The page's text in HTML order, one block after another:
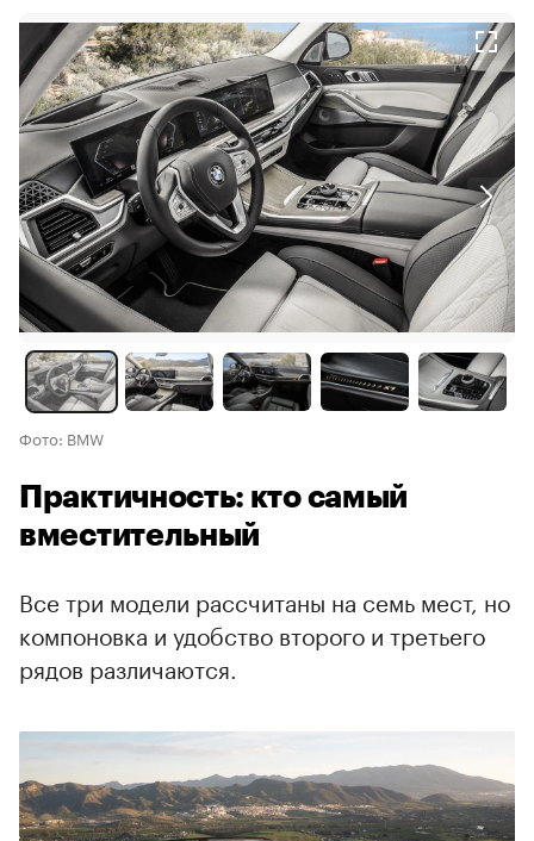
Фото: BMW
Практичность: кто самый
вместительный
Все три модели рассчитаны на семь мест, но
компоновка и удобство второго и третьего
рядов различаются.